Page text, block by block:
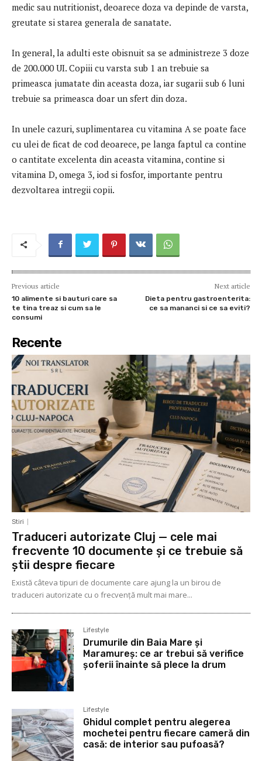
medic sau nutritionist, deoarece doza va depinde de varsta,
greutate si starea generala de sanatate.
In general, la adulti este obisnuit sa se administreze 3 doze
de 200.000 UI. Copiii cu varsta sub 1 an trebuie sa
primeasca jumatate din aceasta doza, iar sugarii sub 6 luni
trebuie sa primeasca doar un sfert din doza.
In unele cazuri, suplimentarea cu vitamina A se poate face
cu ulei de ficat de cod deoarece, pe langa faptul ca contine
o cantitate excelenta din aceasta vitamina, contine si
vitamina D, omega 3, iod si fosfor, importante pentru
dezvoltarea intregii copii.
Previous article
10 alimente si bauturi care sa
te tina treaz si cum sa le
consumi
Next article
Dieta pentru gastroenterita:
ce sa mananci si ce sa eviti?
Recente
Stiri
Traduceri autorizate Cluj — cele mai
frecvente 10 documente și ce trebuie să
știi despre fiecare
Există câteva tipuri de documente care ajung la un birou de
traduceri autorizate cu o frecvență mult mai mare...
Lifestyle
Drumurile din Baia Mare și
Maramureș: ce ar trebui să verifice
șoferii înainte să plece la drum
Lifestyle
Ghidul complet pentru alegerea
mochetei pentru fiecare cameră din
casă: de interior sau pufoasă?